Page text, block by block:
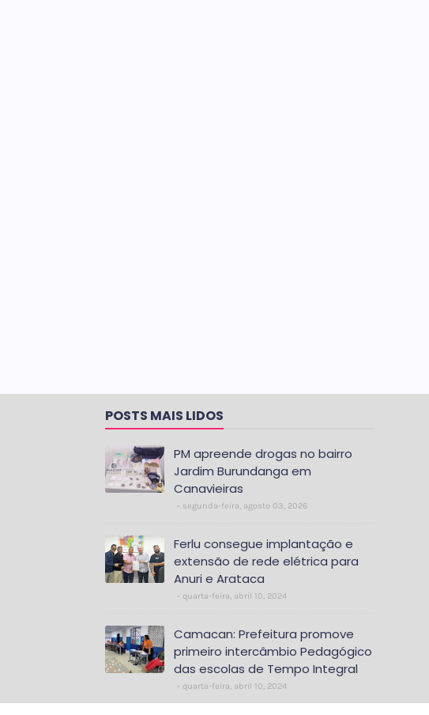
POSTS MAIS LIDOS
PM apreende drogas no bairro
Jardim Burundanga em
Canavieiras
segunda-feira, agosto 03, 2026
Ferlu consegue implantação e
extensão de rede elétrica para
Anuri e Arataca
quarta-feira, abril 10, 2024
Camacan: Prefeitura promove
primeiro intercâmbio Pedagógico
das escolas de Tempo Integral
quarta-feira, abril 10, 2024